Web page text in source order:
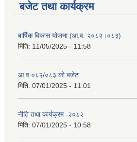
बजेट तथा कार्यक्रम
बार्षिक विकास योजना (आ.व. २०८२।०८३)
मिति: 11/05/2025 - 11:58
आ.व ०८२/०८३ को बजेट
मिति: 07/01/2025 - 11:01
नीति तथा कार्यक्रम -२०८२
मिति: 07/01/2025 - 10:58